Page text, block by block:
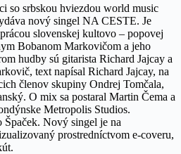
so srbskou hviezdou world music
nový singel NA CESTE. Je
slovenskej kultovo – popovej
Bobanom Markovičom a jeho
hudby sú gitarista Richard Jajcay a
text napísal Richard Jajcay, na
členov skupiny Ondrej Tomčala,
O mix sa postaral Martin Čema a
Metropolis Studios.
Nový singel je na
prostredníctvom e-coveru,